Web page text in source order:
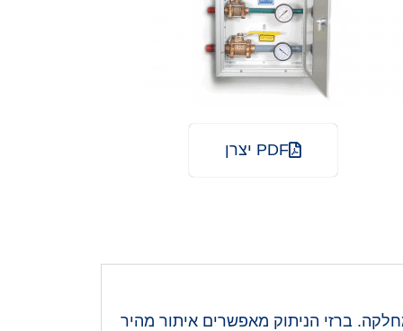
PDF יצרן
למחלקה. ברזי הניתוק מאפשרים איתור מהיר